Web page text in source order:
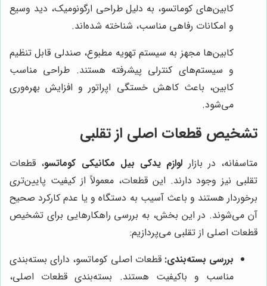
کابین‌های کوماتسو، به دلیل طراحی ارگونومیک، دید وسیع
و امکانات رفاهی مناسب، شناخته شده‌اند.
کابین‌ها مجهز به سیستم تهویه مطبوع، صندلی قابل تنظیم
و سیستم‌های کنترلی پیشرفته هستند. طراحی مناسب
کابین، باعث کاهش خستگی اپراتور و افزایش بهره‌وری
می‌شود.
تشخیص قطعات اصلی از تقلبی
متاسفانه، در بازار لوازم یدکی بیل مکانیکی کوماتسو، قطعات
تقلبی نیز وجود دارند. این قطعات، معمولاً از کیفیت پایین‌تری
برخوردار هستند و باعث آسیب به دستگاه و یا عدم کارکرد صحیح
آن می‌شوند. در این بخش، به بررسی راهکارهایی برای تشخیص
قطعات اصلی از تقلبی می‌پردازیم:
بررسی بسته‌بندی: قطعات اصلی کوماتسو، دارای بسته‌بندی
مناسب و باکیفیت هستند. بسته‌بندی قطعات اصلی،